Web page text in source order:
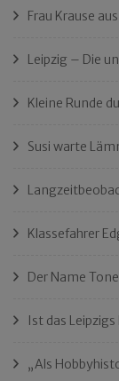
Frau Krause
Leipzig – Die
Kleine Runde
Susi warte
Klassefahrer
Der Name
Ist das
„Als